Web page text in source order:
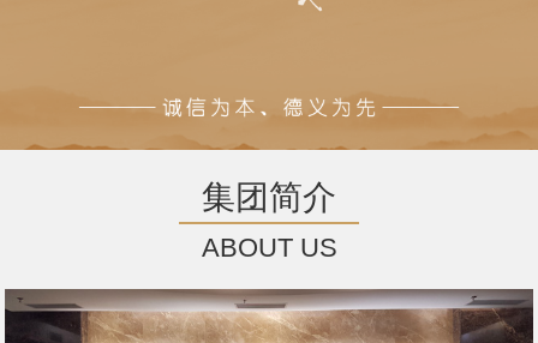
集团简介
ABOUT US